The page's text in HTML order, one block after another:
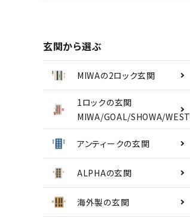
INFORMATION
ACCOUNT MENU
ようこそ ゲスト 様
person 会員登録
玄関から選ぶ
MIWAの2ロック玄関
1ロックの玄関
MIWA/GOAL/SHOWA/WEST
アンティークの玄関
ALPHAの玄関
海外製の玄関